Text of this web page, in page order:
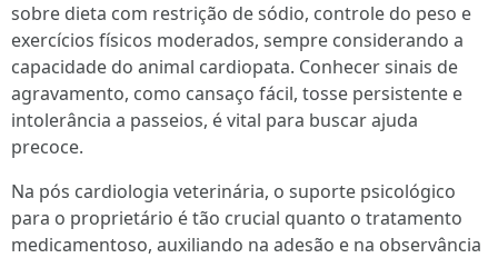
sobre dieta com restrição de sódio, controle do peso e
exercícios físicos moderados, sempre considerando a
capacidade do animal cardiopata. Conhecer sinais de
agravamento, como cansaço fácil, tosse persistente e
intolerância a passeios, é vital para buscar ajuda
precoce.
Na pós cardiologia veterinária, o suporte psicológico
para o proprietário é tão crucial quanto o tratamento
medicamentoso, auxiliando na adesão e na observância